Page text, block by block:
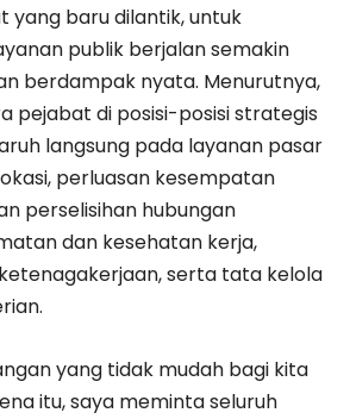
yang baru dilantik, untuk
publik berjalan semakin
berdampak nyata. Menurutnya,
pejabat di posisi-posisi strategis
langsung pada layanan pasar
perluasan kesempatan
perselisihan hubungan
dan kesehatan kerja,
serta tata kelola
yang tidak mudah bagi kita
itu, saya meminta seluruh